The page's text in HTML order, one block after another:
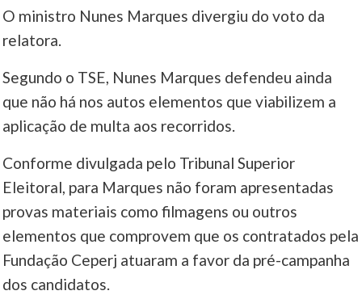
O ministro Nunes Marques divergiu do voto da
relatora.
Segundo o TSE, Nunes Marques defendeu ainda
que não há nos autos elementos que viabilizem a
aplicação de multa aos recorridos.
Conforme divulgada pelo Tribunal Superior
Eleitoral, para Marques não foram apresentadas
provas materiais como filmagens ou outros
elementos que comprovem que os contratados pela
Fundação Ceperj atuaram a favor da pré-campanha
dos candidatos.